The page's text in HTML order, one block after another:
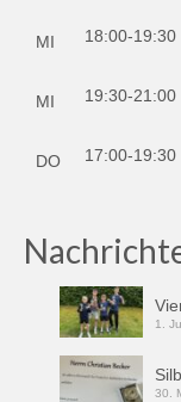
MI 18:00-19:30
MI 19:30-
DO 17:00-
1.
30.